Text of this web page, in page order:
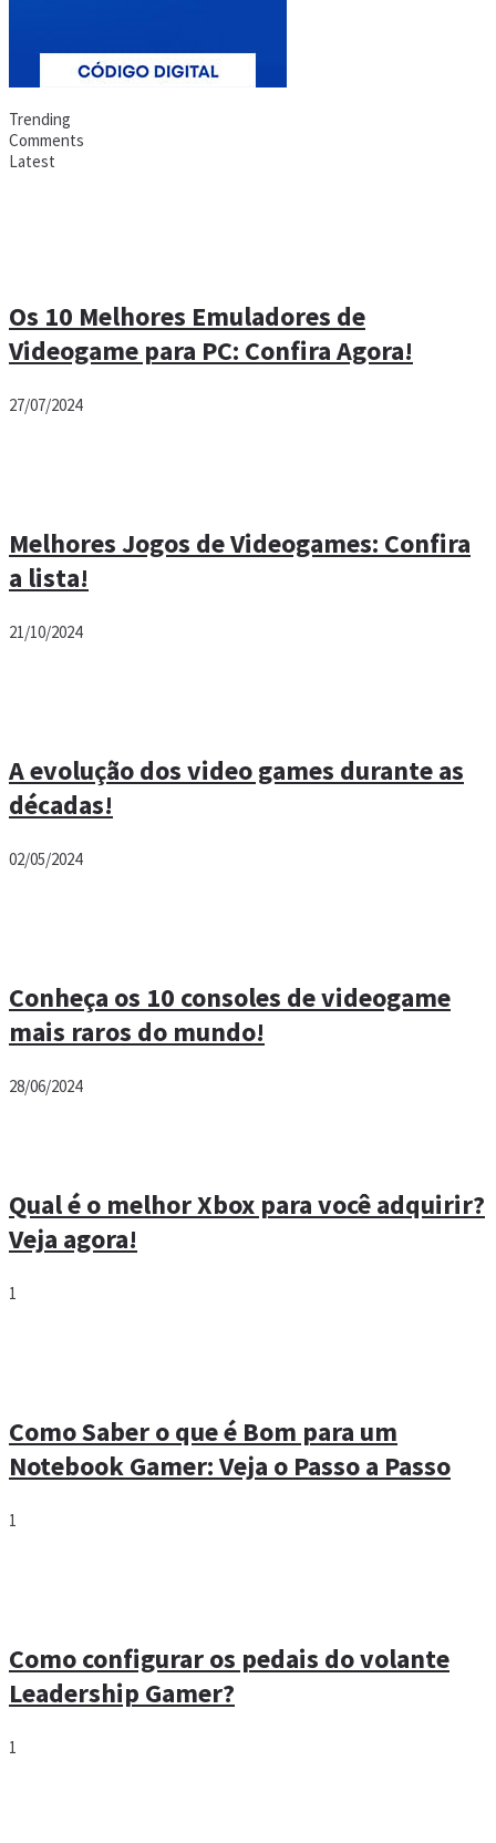
Trending
Comments
Latest
Os 10 Melhores Emuladores de
Videogame para PC: Confira Agora!
27/07/2024
Melhores Jogos de Videogames: Confira
a lista!
21/10/2024
A evolução dos video games durante as
décadas!
02/05/2024
Conheça os 10 consoles de videogame
mais raros do mundo!
28/06/2024
Qual é o melhor Xbox para você adquirir?
Veja agora!
1
Como Saber o que é Bom para um
Notebook Gamer: Veja o Passo a Passo
1
Como configurar os pedais do volante
Leadership Gamer?
1